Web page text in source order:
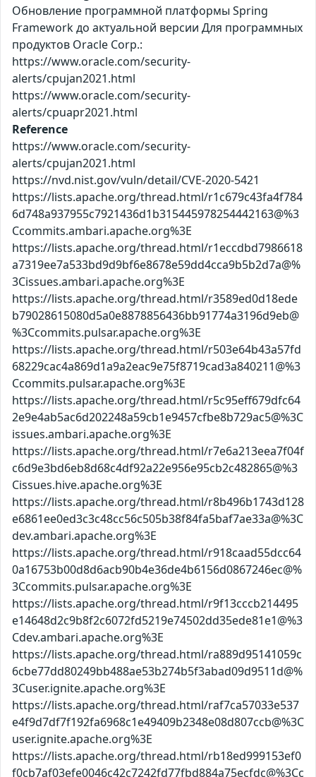
Обновление программной платформы Spring
Framework до актуальной версии Для программных
продуктов Oracle Corp.:
https://www.oracle.com/security-
alerts/cpujan2021.html
https://www.oracle.com/security-
alerts/cpuapr2021.html
Reference
https://www.oracle.com/security-
alerts/cpujan2021.html
https://nvd.nist.gov/vuln/detail/CVE-2020-5421
https://lists.apache.org/thread.html/r1c679c43fa4f784
6d748a937955c7921436d1b315445978254442163@%3
Ccommits.ambari.apache.org%3E
https://lists.apache.org/thread.html/r1eccdbd7986618
a7319ee7a533bd9d9bf6e8678e59dd4cca9b5b2d7a@%
3Cissues.ambari.apache.org%3E
https://lists.apache.org/thread.html/r3589ed0d18ede
b79028615080d5a0e8878856436bb91774a3196d9eb@
%3Ccommits.pulsar.apache.org%3E
https://lists.apache.org/thread.html/r503e64b43a57fd
68229cac4a869d1a9a2eac9e75f8719cad3a840211@%3
Ccommits.pulsar.apache.org%3E
https://lists.apache.org/thread.html/r5c95eff679dfc64
2e9e4ab5ac6d202248a59cb1e9457cfbe8b729ac5@%3C
issues.ambari.apache.org%3E
https://lists.apache.org/thread.html/r7e6a213eea7f04f
c6d9e3bd6eb8d68c4df92a22e956e95cb2c482865@%3
Cissues.hive.apache.org%3E
https://lists.apache.org/thread.html/r8b496b1743d128
e6861ee0ed3c3c48cc56c505b38f84fa5baf7ae33a@%3C
dev.ambari.apache.org%3E
https://lists.apache.org/thread.html/r918caad55dcc64
0a16753b00d8d6acb90b4e36de4b6156d0867246ec@%
3Ccommits.pulsar.apache.org%3E
https://lists.apache.org/thread.html/r9f13cccb214495
e14648d2c9b8f2c6072fd5219e74502dd35ede81e1@%3
Cdev.ambari.apache.org%3E
https://lists.apache.org/thread.html/ra889d95141059c
6cbe77dd80249bb488ae53b274b5f3abad09d9511d@%
3Cuser.ignite.apache.org%3E
https://lists.apache.org/thread.html/raf7ca57033e537
e4f9d7df7f192fa6968c1e49409b2348e08d807ccb@%3C
user.ignite.apache.org%3E
https://lists.apache.org/thread.html/rb18ed999153ef0
f0cb7af03efe0046c42c7242fd77fbd884a75ecfdc@%3Cc